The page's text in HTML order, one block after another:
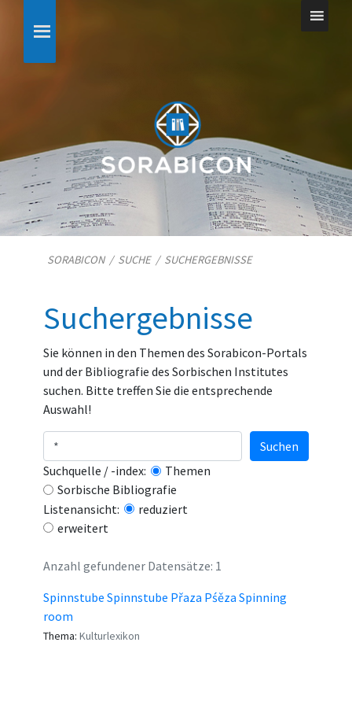
SORABICON/ SUCHE/ SUCHERGEBNISSE
Suchergebnisse
Sie können in den Themen des Sorabicon-Portals
und der Bibliografie des Sorbischen Institutes
suchen. Bitte treffen Sie die entsprechende
Auswahl!
Suchquelle / -index:
Themen
Sorbische Bibliografie
Listenansicht:
reduziert
erweitert
Suchen
Anzahl gefundener Datensätze: 1
Spinnstube Spinnstube Přaza Pśěza Spinning
room
Thema: Kulturlexikon